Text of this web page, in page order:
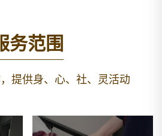
务范围
提供身、心、社、灵活动